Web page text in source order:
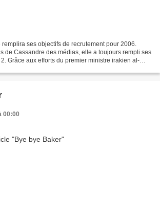
ses objectifs de recrutement pour 2006.
de Cassandre des médias, elle a toujours rempli ses
Grâce aux efforts du premier ministre irakien al-
00:00